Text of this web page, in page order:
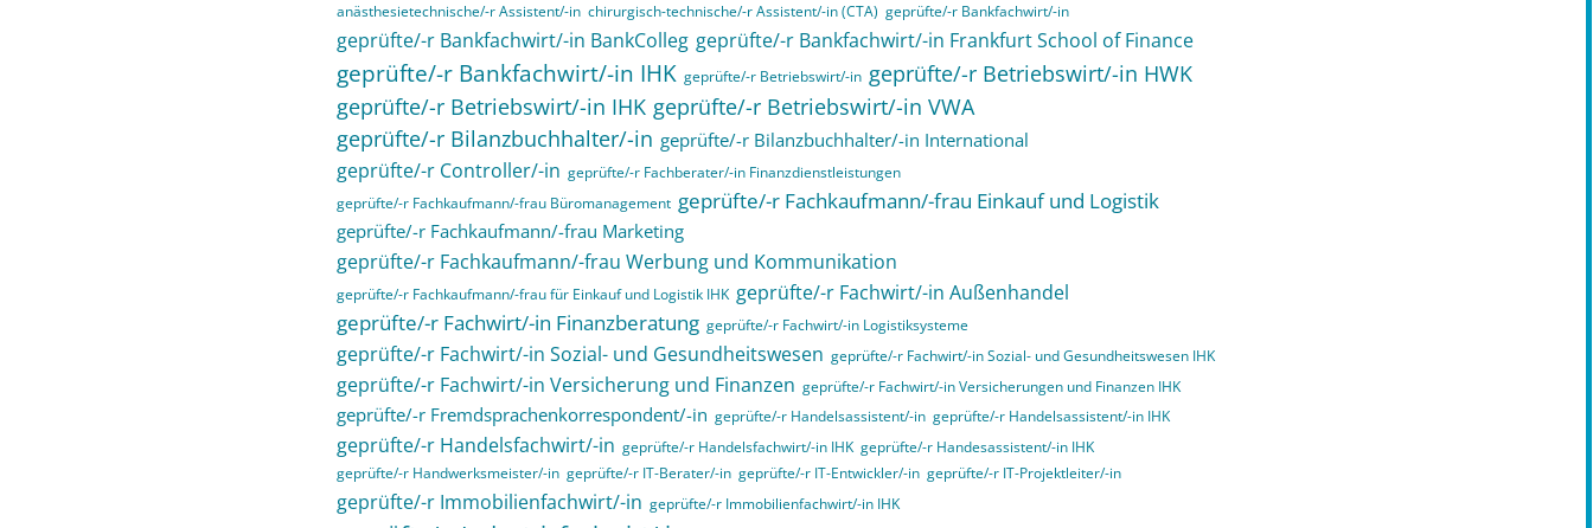
anästhesietechnische/-r Assistent/-in chirurgisch-technische/-r Assistent/-in (CTA) geprüfte/-r Bankfachwirt/-in
geprüfte/-r Bankfachwirt/-in BankColleg geprüfte/-r Bankfachwirt/-in Frankfurt School of Finance
geprüfte/-r Bankfachwirt/-in IHK geprüfte/-r Betriebswirt/-in geprüfte/-r Betriebswirt/-in HWK
geprüfte/-r Betriebswirt/-in IHK geprüfte/-r Betriebswirt/-in VWA
geprüfte/-r Bilanzbuchhalter/-in geprüfte/-r Bilanzbuchhalter/-in International
geprüfte/-r Controller/-in geprüfte/-r Fachberater/-in Finanzdienstleistungen
geprüfte/-r Fachkaufmann/-frau Büromanagement geprüfte/-r Fachkaufmann/-frau Einkauf und Logistik
geprüfte/-r Fachkaufmann/-frau Marketing
geprüfte/-r Fachkaufmann/-frau Werbung und Kommunikation
geprüfte/-r Fachkaufmann/-frau für Einkauf und Logistik IHK geprüfte/-r Fachwirt/-in Außenhandel
geprüfte/-r Fachwirt/-in Finanzberatung geprüfte/-r Fachwirt/-in Logistiksysteme
geprüfte/-r Fachwirt/-in Sozial- und Gesundheitswesen geprüfte/-r Fachwirt/-in Sozial- und Gesundheitswesen IHK
geprüfte/-r Fachwirt/-in Versicherung und Finanzen geprüfte/-r Fachwirt/-in Versicherungen und Finanzen IHK
geprüfte/-r Fremdsprachenkorrespondent/-in geprüfte/-r Handelsassistent/-in geprüfte/-r Handelsassistent/-in IHK
geprüfte/-r Handelsfachwirt/-in geprüfte/-r Handelsfachwirt/-in IHK geprüfte/-r Handesassistent/-in IHK
geprüfte/-r Handwerksmeister/-in geprüfte/-r IT-Berater/-in geprüfte/-r IT-Entwickler/-in geprüfte/-r IT-Projektleiter/-in
geprüfte/-r Immobilienfachwirt/-in geprüfte/-r Immobilienfachwirt/-in IHK